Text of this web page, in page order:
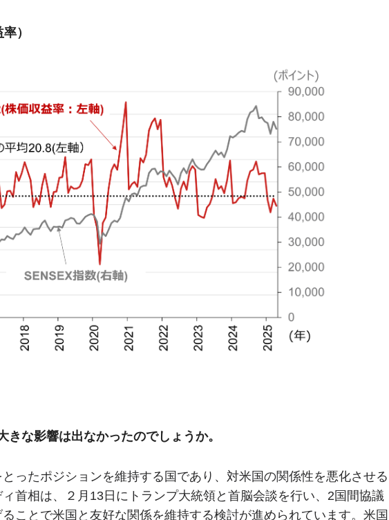
）
な影響は出なかったのでしょうか。
ったポジションを維持する国であり、対米国の関係性を悪化させる
首相は、２月13日にトランプ大統領と首脳会談を行い、2国間協議
ことで米国と友好な関係を維持する検討が進められています。米国